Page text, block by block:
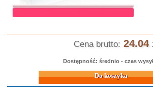
Cena brutto: 24.04
Dostępność: średnio - czas
Do koszyka